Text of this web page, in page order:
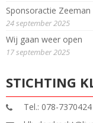
Sponsoractie
24 september 2025
Wij gaan weer open
17 september 2025
STICHTING
Tel.: 078-7370424